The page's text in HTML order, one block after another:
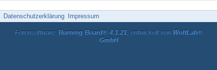
Datenschutzerklärung Impressum
Forensoftware: Burning Board® 4.1.21, entwickelt von WoltLab®
GmbH